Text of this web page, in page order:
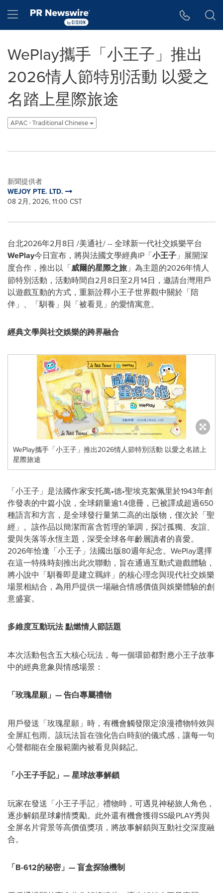
Hamburger menu
WePlay攜手「小王子」推出
2026情人節特別活動 以愛之
名踏上星際旅途
APAC - Traditional Chinese
新聞提供者
WEJOY PTE. LTD.
08 2月, 2026, 11:00 CST
台北2026年2月8日 /美通社/ -- 全球新一代社交娛樂平台
WePlay今日宣布，將與法國文學經典IP「小王子 」展開深
度合作，推出以「威爾的星際之旅 」為主題的2026年情人
節特別活動，活動時間自2月8日至2月14日，邀請台灣用戶
以遊戲互動的方式，重新詮釋小王子世界觀中關於「陪
伴」、「馴養」與「被看見」的愛情寓意。
經典文學與社交娛樂的跨界融合
WePlay攜手「小王子」推出2026情人節特別活動 以愛之名踏上
星際旅途
「小王子」是法國作家安托萬•德•聖埃克絮佩里於1943年創
作發表的中篇小說，全球銷量逾1.4億冊，已被譯成超過650
種語言和方言，是全球發行量第二高的出版物，僅次於「聖
經」。該作品以簡潔而富含哲理的筆調，探討孤獨、友誼、
愛與失落等永恆主題，深受全球各年齡層讀者的喜愛。
2026年恰逢「小王子」法國出版80週年紀念。WePlay選擇
在這一特殊時刻推出此次聯動，旨在通過互動式遊戲體驗，
將小說中「馴養即是建立羈絆」的核心理念與現代社交娛樂
場景相結合，為用戶提供一場融合情感價值與娛樂體驗的創
意盛宴。
多維度互動玩法點燃情人節話題
本次活動包含五大核心玩法，每一個環節都對應小王子故事
中的經典意象與情感場景：
「玫瑰星願」 —告白專屬禮物
用戶發送「玫瑰星願」時，有機會觸發限定浪漫禮物特效與
全屏紅包雨。該玩法旨在強化告白時刻的儀式感，讓每一句
心聲都能在全服範圍內被看見與銘記。
「小王子手記」 —星球故事解鎖
玩家在發送「小王子手記」禮物時，可遇見神秘旅人角色，
逐步解鎖星球劇情獎勵。此外還有機會獲得SS級PLAY秀與
全屏名片背景等高價值獎項，將故事解鎖與互動社交深度融
合。
「B-612的秘密」 —盲盒探險機制